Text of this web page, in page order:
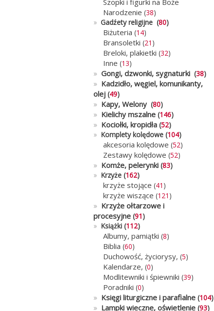
Szopki i figurki na Boże
Narodzenie (38)
» Gadźety religijne (80)
Biżuteria (14)
Bransoletki (21 )
Breloki, plakietki (32)
Inne (13)
» Gongi, dzwonki, sygnaturki (38)
» Kadzidło, węgiel, komunikanty,
olej (49)
» Kapy, Welony (80)
» Kielichy mszalne (146)
» Kociołki, kropidła (52)
» Komplety kolędowe (104)
akcesoria kolędowe (52)
Zestawy kolędowe (52)
» Komże, pelerynki (83)
» Krzyże (162)
krzyże stojące (41 )
krzyże wiszące (121 )
» Krzyże ołtarzowe i
procesyjne (91)
» Książki (112)
Albumy, pamiątki (8)
Biblia (60)
Duchowość, życiorysy, (5)
Kalendarze, (0)
Modlitewniki i śpiewniki (39)
Poradniki (0)
» Księgi liturgiczne i parafialne (104)
» Lampki wieczne, oświetlenie (93)